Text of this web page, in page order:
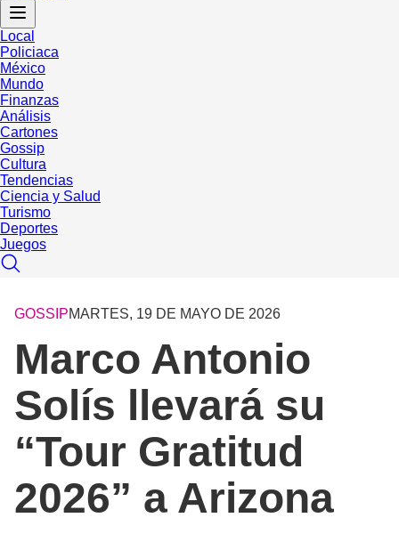
Local
Policiaca
México
Mundo
Finanzas
Análisis
Cartones
Gossip
Cultura
Tendencias
Ciencia y Salud
Turismo
Deportes
Juegos
GOSSIPMARTES, 19 DE MAYO DE 2026
Marco Antonio
Solís llevará su
“Tour Gratitud
2026” a Arizona